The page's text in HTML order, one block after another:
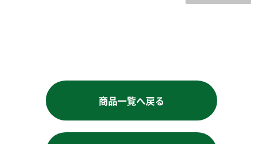
商品一覧へ戻る